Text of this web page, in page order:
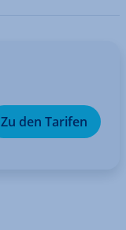
Zu den Tarifen